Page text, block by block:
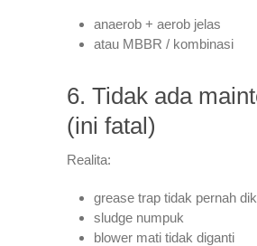
anaerob + aerob jelas
atau MBBR / kombinasi
6. Tidak ada
(ini fatal)
Realita:
grease trap tidak pernah
sludge numpuk
blower mati tidak diganti